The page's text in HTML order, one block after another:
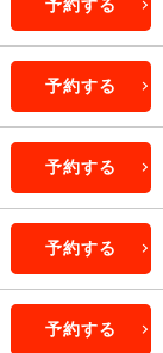
予約する
予約する
予約する
予約する
予約する